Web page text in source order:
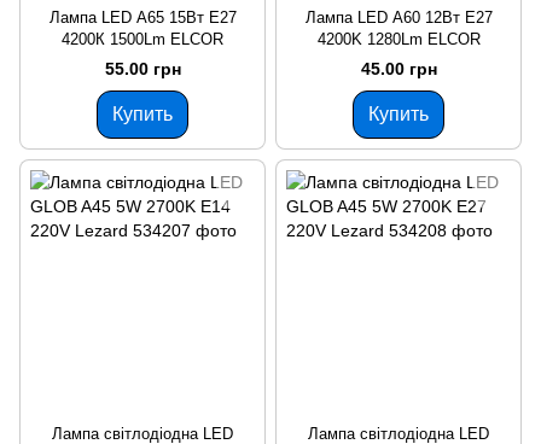
Лампа LED А65 15Вт Е27
4200К 1500Lm ELCOR
55.00 грн
Купить
Лампа LED А60 12Вт Е27
4200K 1280Lm ELCOR
45.00 грн
Купить
Лампа світлодіодна LED
Лампа світлодіодна LED